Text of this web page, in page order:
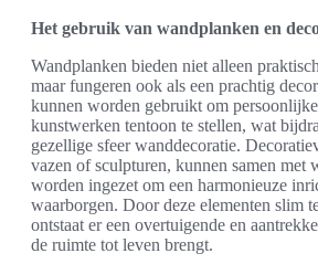
Het gebruik van wandplanken en
Wandplanken bieden niet alleen
maar fungeren ook als een prachtig
kunnen worden gebruikt om
kunstwerken tentoon te stellen, wat
gezellige sfeer wanddecoratie.
vazen of sculpturen, kunnen samen met
worden ingezet om een harmonieuze
waarborgen. Door deze elementen slim
ontstaat er een overtuigende en
de ruimte tot leven brengt.